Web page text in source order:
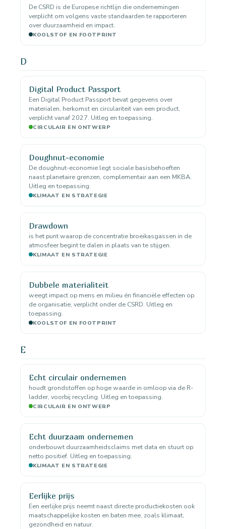
De CSRD is de Europese richtlijn die ondernemingen
verplicht om volgens vaste standaarden te rapporteren
over duurzaamheid en impact.
KOOLSTOF EN FOOTPRINT
D
Digital Product Passport
Een Digital Product Passport bevat gegevens over
materialen, herkomst en circulariteit van een product,
verplicht vanaf 2027. Uitleg en toepassing.
CIRCULAIR EN ONTWERP
Doughnut-economie
De doughnut-economie legt sociale basisbehoeften
naast planetaire grenzen, complementair aan een MKBA.
Uitleg en toepassing.
KLIMAAT EN STRATEGIE
Drawdown
is het punt waarop de concentratie broeikasgassen in de
atmosfeer begint te dalen in plaats van te stijgen.
KLIMAAT EN STRATEGIE
Dubbele materialiteit
weegt impact op mens en milieu én financiële effecten op
de organisatie, verplicht onder de CSRD. Uitleg en
toepassing.
KOOLSTOF EN FOOTPRINT
E
Echt circulair ondernemen
houdt grondstoffen op hoge waarde in omloop via de R-
ladder, voorbij recycling. Uitleg en toepassing.
CIRCULAIR EN ONTWERP
Echt duurzaam ondernemen
onderbouwt duurzaamheidsclaims met data en stuurt op
netto positief. Uitleg en toepassing.
KLIMAAT EN STRATEGIE
Eerlijke prijs
Een eerlijke prijs neemt naast directe productiekosten ook
maatschappelijke kosten en baten mee, zoals klimaat,
gezondheid en natuur.